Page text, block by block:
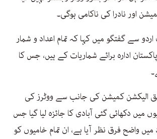
اور نادرا کی ناکامی ہوگی۔
سے گفتگو میں کہا کہ تمام اعداد و شمار
ادارہ برائے شماریات کے ہیں، جس کا
الیکشن کمیشن کی جانب سے ووٹرز کی
میں دکھائی گئی آبادی کا جائزہ لیا گیا جس
واضح فرق نظر آیا ہے، ان تمام خامیوں کو